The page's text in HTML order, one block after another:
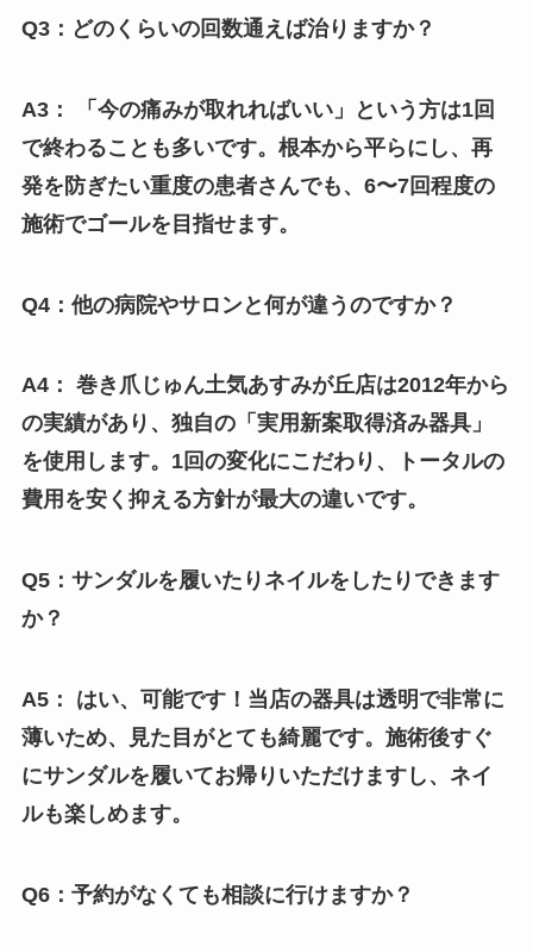
Q3：どのくらいの回数通えば治りますか？
A3： 「今の痛みが取れればいい」という方は1回
で終わることも多いです。根本から平らにし、再
発を防ぎたい重度の患者さんでも、6〜7回程度の
施術でゴールを目指せます。
Q4：他の病院やサロンと何が違うのですか？
A4： 巻き爪じゅん土気あすみが丘店は2012年から
の実績があり、独自の「実用新案取得済み器具」
を使用します。1回の変化にこだわり、トータルの
費用を安く抑える方針が最大の違いです。
Q5：サンダルを履いたりネイルをしたりできます
か？
A5： はい、可能です！当店の器具は透明で非常に
薄いため、見た目がとても綺麗です。施術後すぐ
にサンダルを履いてお帰りいただけますし、ネイ
ルも楽しめます。
Q6：予約がなくても相談に行けますか？